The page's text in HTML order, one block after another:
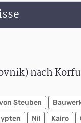
nach
Steuben
Nil Kairo